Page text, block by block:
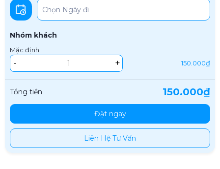
Nhóm khách
Mặc định
- + 150.000₫
Tổng tiền 150.000₫
Đặt ngay
Liên Hệ Tư Vấn